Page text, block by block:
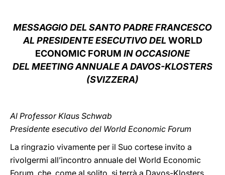
中文
LATINE
MESSAGGIO DEL SANTO PADRE FRANCESCO
AL PRESIDENTE ESECUTIVO DEL WORLD
ECONOMIC FORUM IN OCCASIONE
DEL MEETING ANNUALE A DAVOS-KLOSTERS
(SVIZZERA)
Al Professor Klaus Schwab
Presidente esecutivo del World Economic Forum
La ringrazio vivamente per il Suo cortese invito a
rivolgermi all’incontro annuale del World Economic
Forum, che, come al solito, si terrà a Davos-Klosters